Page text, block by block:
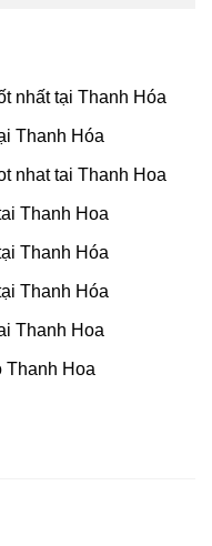
nhất tại Thanh Hóa
Thanh Hóa
nhat tai Thanh Hoa
Thanh Hoa
Thanh Hóa
Thanh Hóa
Thanh Hoa
Thanh Hoa